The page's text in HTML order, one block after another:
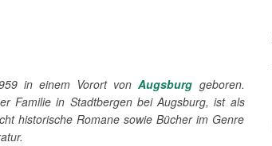
in einem Vorort vonAugsburg geboren.
Familie in Stadtbergen bei Augsburg, ist als
historische Romane sowie Bücher im Genre